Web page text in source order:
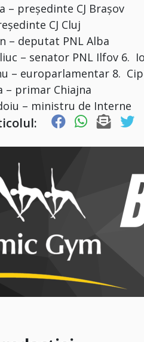
– preşedinte CJ Braşov
CJ Cluj
– deputat PNL Alba
– senator PNL Ilfov 6.
– europarlamentar 8.
– primar Chiajna
– ministru de Interne